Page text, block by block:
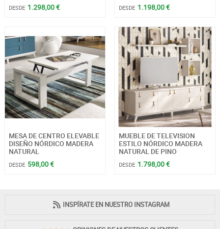
DESDE 1.298,00 € DESDE 1.198,00 €
MESA DE CENTRO ELEVABLE
DISEÑO NÓRDICO MADERA
NATURAL
DESDE 598,00 €
MUEBLE DE TELEVISION
ESTILO NÓRDICO MADERA
NATURAL DE PINO
DESDE 1.798,00 €
INSPÍRATE EN NUESTRO INSTAGRAM